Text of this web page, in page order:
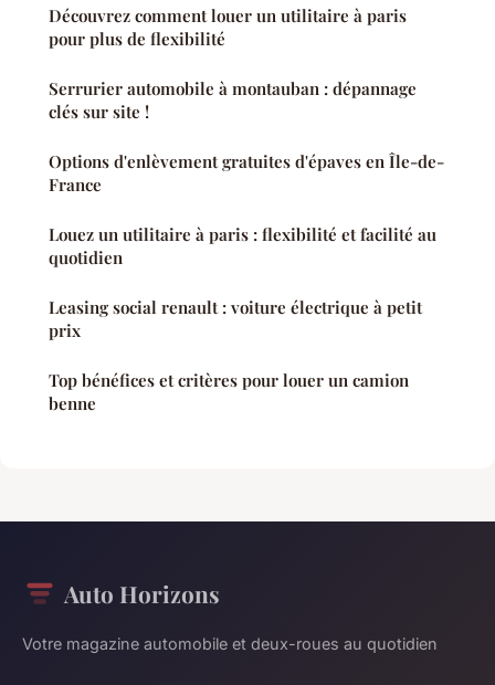
Découvrez comment louer un utilitaire à paris
pour plus de flexibilité
Serrurier automobile à montauban : dépannage
clés sur site !
Options d'enlèvement gratuites d'épaves en Île-de-
France
Louez un utilitaire à paris : flexibilité et facilité au
quotidien
Leasing social renault : voiture électrique à petit
prix
Top bénéfices et critères pour louer un camion
benne
Auto Horizons
Votre magazine automobile et deux-roues au quotidien